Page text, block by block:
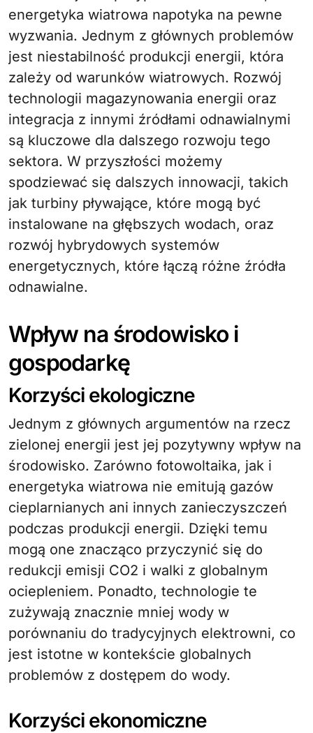
energetyka wiatrowa napotyka na pewne
wyzwania. Jednym z głównych problemów
jest niestabilność produkcji energii, która
zależy od warunków wiatrowych. Rozwój
technologii magazynowania energii oraz
integracja z innymi źródłami odnawialnymi
są kluczowe dla dalszego rozwoju tego
sektora. W przyszłości możemy
spodziewać się dalszych innowacji, takich
jak turbiny pływające, które mogą być
instalowane na głębszych wodach, oraz
rozwój hybrydowych systemów
energetycznych, które łączą różne źródła
odnawialne.
Wpływ na środowisko i
gospodarkę
Korzyści ekologiczne
Jednym z głównych argumentów na rzecz
zielonej energii jest jej pozytywny wpływ na
środowisko. Zarówno fotowoltaika, jak i
energetyka wiatrowa nie emitują gazów
cieplarnianych ani innych zanieczyszczeń
podczas produkcji energii. Dzięki temu
mogą one znacząco przyczynić się do
redukcji emisji CO2 i walki z globalnym
ociepleniem. Ponadto, technologie te
zużywają znacznie mniej wody w
porównaniu do tradycyjnych elektrowni, co
jest istotne w kontekście globalnych
problemów z dostępem do wody.
Korzyści ekonomiczne